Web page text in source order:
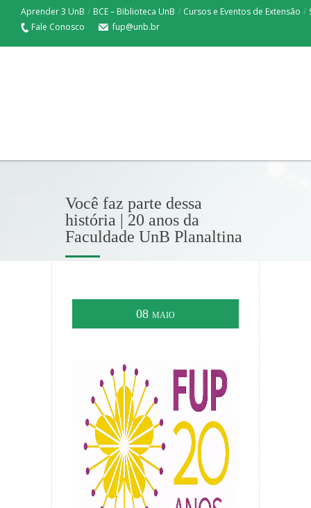
Aprender 3 UnB / BCE – Biblioteca UnB / Cursos e Eventos de Extensão /
Fale Conosco
fup@unb.br
Você faz parte dessa
história | 20 anos da
Faculdade UnB Planaltina
08 MAIO